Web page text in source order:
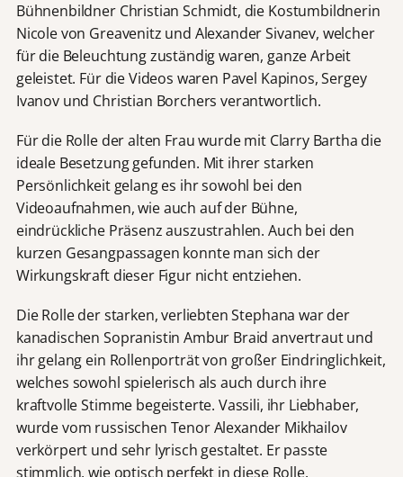
Bühnenbildner Christian Schmidt, die Kostumbildnerin
Nicole von Greavenitz und Alexander Sivanev, welcher
für die Beleuchtung zuständig waren, ganze Arbeit
geleistet. Für die Videos waren Pavel Kapinos, Sergey
Ivanov und Christian Borchers verantwortlich.
Für die Rolle der alten Frau wurde mit Clarry Bartha die
ideale Besetzung gefunden. Mit ihrer starken
Persönlichkeit gelang es ihr sowohl bei den
Videoaufnahmen, wie auch auf der Bühne,
eindrückliche Präsenz auszustrahlen. Auch bei den
kurzen Gesangpassagen konnte man sich der
Wirkungskraft dieser Figur nicht entziehen.
Die Rolle der starken, verliebten Stephana war der
kanadischen Sopranistin Ambur Braid anvertraut und
ihr gelang ein Rollenporträt von großer Eindringlichkeit,
welches sowohl spielerisch als auch durch ihre
kraftvolle Stimme begeisterte. Vassili, ihr Liebhaber,
wurde vom russischen Tenor Alexander Mikhailov
verkörpert und sehr lyrisch gestaltet. Er passte
stimmlich, wie optisch perfekt in diese Rolle.